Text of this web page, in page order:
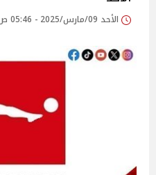
الأحد 09/مارس/2025 - 05:46 ص